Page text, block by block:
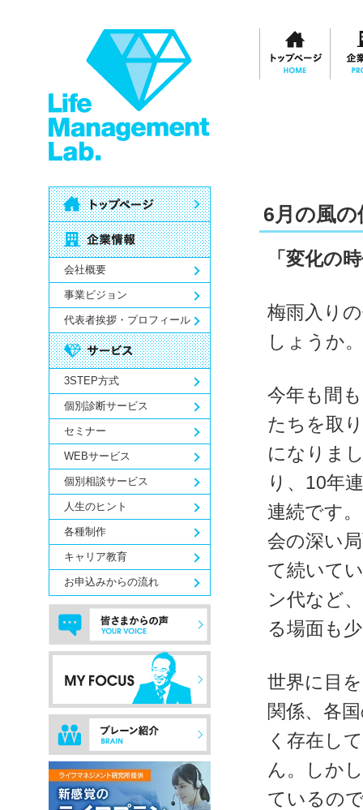
会社概要
事業ビジョン
代表者挨拶・プロフィール
3STEP方式
個別診断サービス
セミナー
WEBサービス
個別相談サービス
人生のヒント
各種制作
キャリア教育
お申込みからの流れ
6月の風の
「変化の
梅雨入り
しょうか。
今年も間
たちを取
になりま
り、10年
連続です
会の深い
て続いて
ン代など
る場面も
世界に目
関係、各
く存在し
ん。しか
ているの